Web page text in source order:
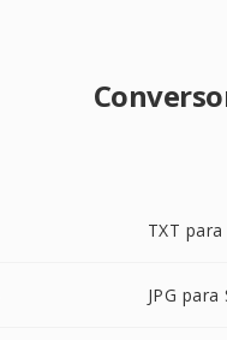
TXT para
JPG para